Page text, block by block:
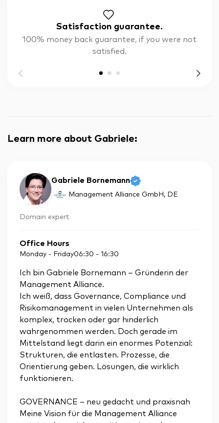
Satisfaction guarantee.
100% money back guarantee, if you were not
satisfied.
Learn more about Gabriele:
Gabriele Bornemann
Management Alliance GmbH , DE
Domain expert
Office Hours
Monday - Friday06:30 - 16:30
Ich bin Gabriele Bornemann – Gründerin der
Management Alliance.
Ich weiß, dass Governance, Compliance und
Risikomanagement in vielen Unternehmen als
komplex, trocken oder gar hinderlich
wahrgenommen werden. Doch gerade im
Mittelstand liegt darin ein enormes Potenzial:
Strukturen, die entlasten. Prozesse, die
Orientierung geben. Lösungen, die wirklich
funktionieren.
GOVERNANCE – neu gedacht und praxisnah
Meine Vision für die Management Alliance